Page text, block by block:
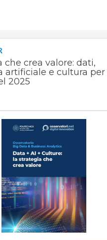
che crea valore: dati,
artificiale e cultura per
2025